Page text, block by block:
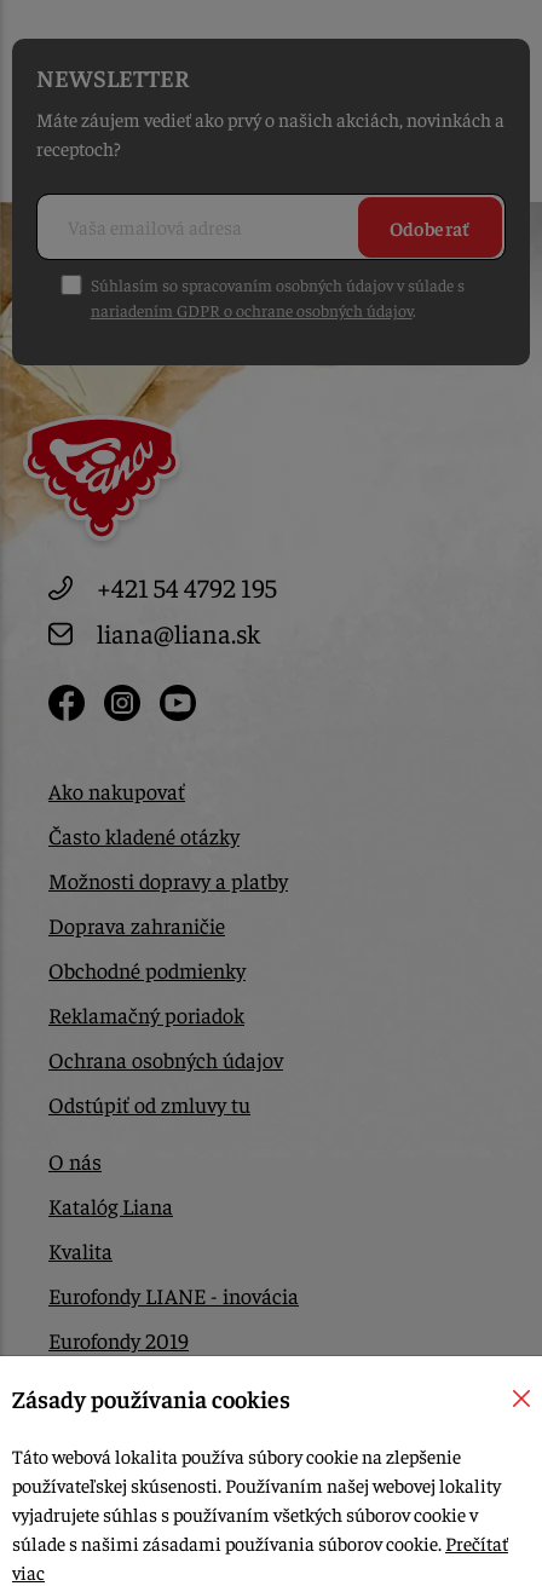
NEWSLETTER
Máte záujem vedieť ako prvý o našich akciách, novinkách a
receptoch?
Odoberať
Súhlasím so spracovaním osobných údajov v súlade s
nariadením GDPR o ochrane osobných údajov.
+421 54 4792 195
liana@liana.sk
Ako nakupovať
Často kladené otázky
Možnosti dopravy a platby
Doprava zahraničie
Obchodné podmienky
Reklamačný poriadok
Ochrana osobných údajov
Odstúpiť od zmluvy tu
O nás
Katalóg Liana
Kvalita
Eurofondy LIANE - inovácia
Eurofondy 2019
Eurofondy 2022/2023
Kontakt
© 2015-2026, LIANA GOLIAŠ s.r.o. všetky práva vyhradené.
Zásady používania cookies
Táto webová lokalita používa súbory cookie na zlepšenie
používateľskej skúsenosti. Používaním našej webovej lokality
vyjadrujete súhlas s používaním všetkých súborov cookie v
súlade s našimi zásadami používania súborov cookie. Prečítať
viac